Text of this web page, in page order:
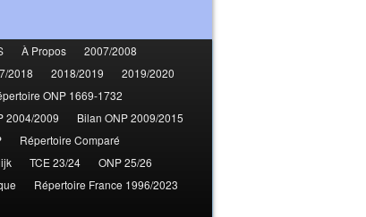
À Propos
2007/2008
2018 2018/2019
2019/2020
ONP 1669-1732
2004/2009
Bilan ONP 2009/2015
Répertoire Comparé
TCE 23/24
ONP 25/26
Répertoire France 1996/2023